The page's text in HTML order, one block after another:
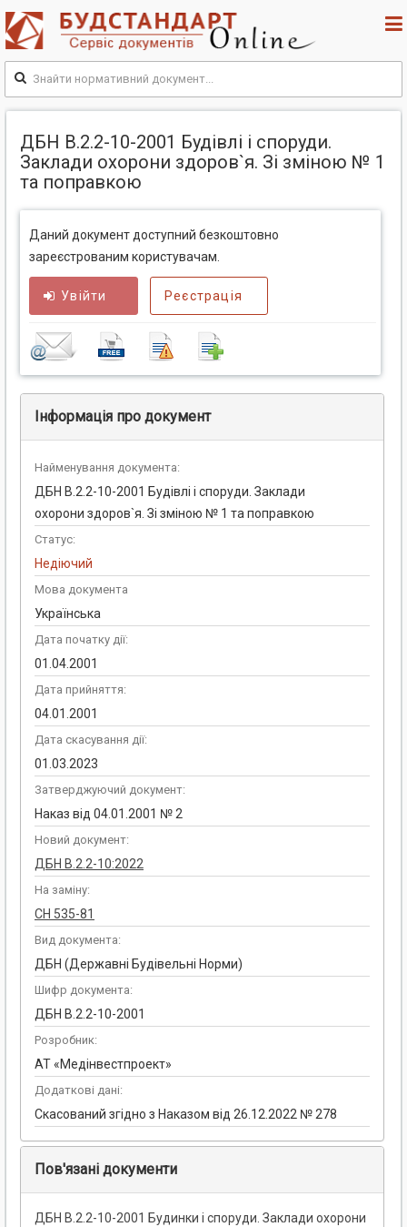
ДБН В.2.2-10-2001 Будівлі і споруди.
Заклади охорони здоров`я. Зі зміною № 1
та поправкою
Даний документ доступний безкоштовно
зареєстрованим користувачам.
Увійти Реєстрація
Інформація про документ
Найменування документа:
ДБН В.2.2-10-2001 Будівлі і споруди. Заклади
охорони здоров`я. Зі зміною № 1 та поправкою
Статус:
Недіючий
Мова документа
Українська
Дата початку дії:
01.04.2001
Дата прийняття:
04.01.2001
Дата скасування дії:
01.03.2023
Затверджуючий документ:
Наказ від 04.01.2001 № 2
Новий документ:
ДБН В.2.2-10:2022
На заміну:
СН 535-81
Вид документа:
ДБН (Державні Будівельні Норми)
Шифр документа:
ДБН В.2.2-10-2001
Розробник:
АТ «Медінвестпроект»
Додаткові дані:
Скасований згідно з Наказом від 26.12.2022 № 278
Пов'язані документи
ДБН В.2.2-10-2001 Будинки і споруди. Заклади охорони